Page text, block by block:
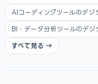
AIコーディングツールのデジ
BI・データ分析ツールのデジ
すべて見る →